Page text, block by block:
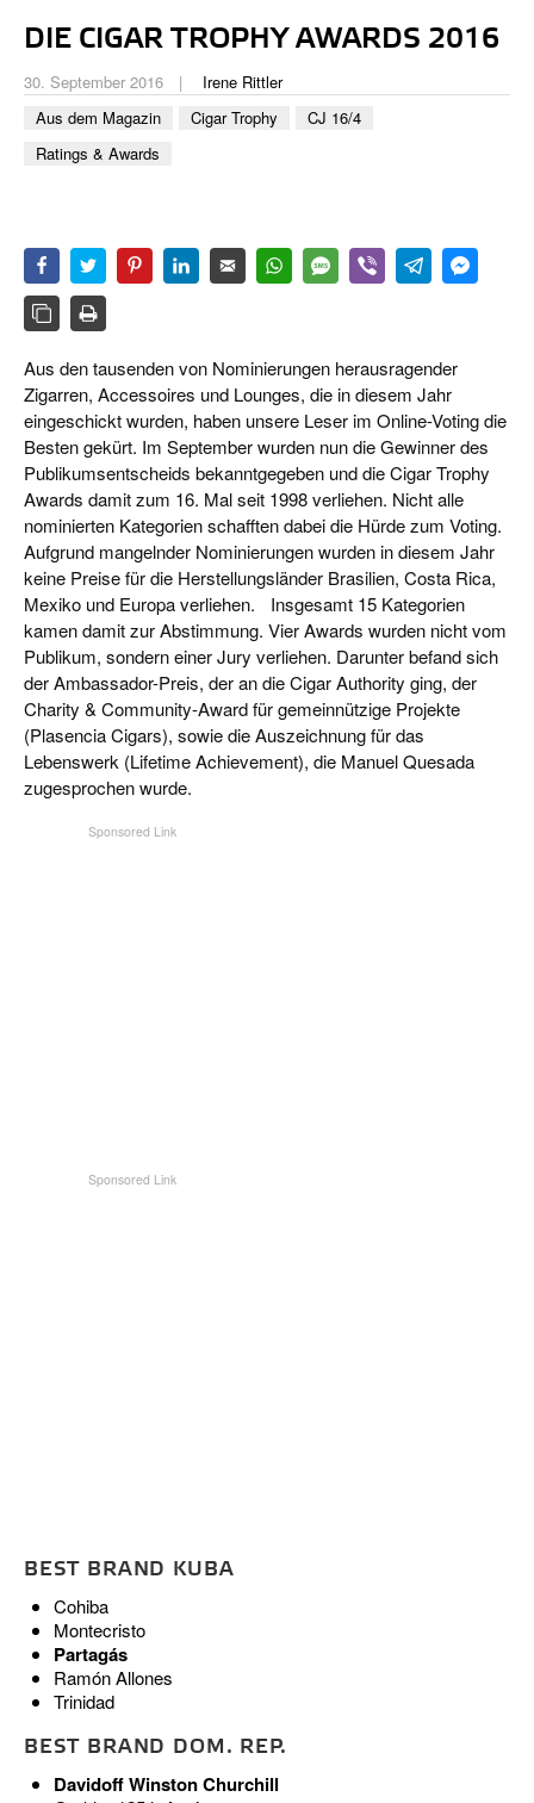
ZIGARRENBRANCHE
DIE CIGAR TROPHY AWARDS 2016
30. September 2016
Irene Rittler
Aus dem Magazin
Cigar Trophy
CJ 16/4
Ratings & Awards
Aus den tausenden von Nominierungen herausragender
Zigarren, Accessoires und Lounges, die in diesem Jahr
eingeschickt wurden, haben unsere Leser im Online-Voting die
Besten gekürt. Im September wurden nun die Gewinner des
Publikumsentscheids bekanntgegeben und die Cigar Trophy
Awards damit zum 16. Mal seit 1998 verliehen. Nicht alle
nominierten Kategorien schafften dabei die Hürde zum Voting.
Aufgrund mangelnder Nominierungen wurden in diesem Jahr
keine Preise für die Herstellungsländer Brasilien, Costa Rica,
Mexiko und Europa verliehen. Insgesamt 15 Kategorien
kamen damit zur Abstimmung. Vier Awards wurden nicht vom
Publikum, sondern einer Jury verliehen. Darunter befand sich
der Ambassador-Preis, der an die Cigar Authority ging, der
Charity & Community-Award für gemeinnützige Projekte
(Plasencia Cigars), sowie die Auszeichnung für das
Lebenswerk (Lifetime Achievement), die Manuel Quesada
zugesprochen wurde.
BEST BRAND KUBA
Cohiba
Montecristo
Partagás
Ramón Allones
Trinidad
BEST BRAND DOM. REP.
Davidoff Winston Churchill